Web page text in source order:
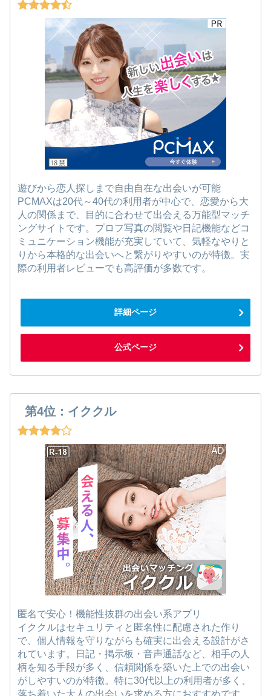
遊びから恋人探しまで自由自在な出会いが可能
PCMAXは20代～40代の利用者が中心で、恋愛から大
人の関係まで、目的に合わせて出会える万能型マッチ
ングサイトです。プロフ写真の閲覧や日記機能などコ
ミュニケーション機能が充実していて、気軽なやりと
りから本格的な出会いへと繋がりやすいのが特徴。実
際の利用者レビューでも高評価が多数です。
詳細ページ
公式ページ
第4位：イククル
匿名で安心！機能性抜群の出会い系アプリ
イククルはセキュリティと匿名性に配慮された作り
で、個人情報を守りながらも確実に出会える設計がさ
れています。日記・掲示板・音声通話など、相手の人
柄を知る手段が多く、信頼関係を築いた上での出会い
がしやすいのが特徴。特に30代以上の利用者が多く、